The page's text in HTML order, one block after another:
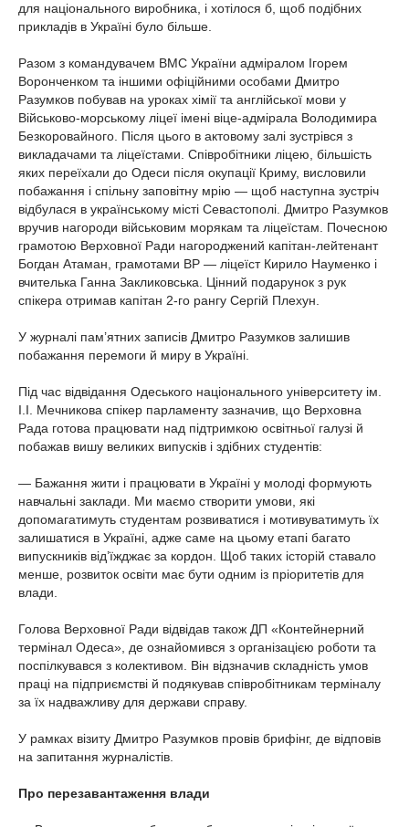
для національного виробника, і хотілося б, щоб подібних
прикладів в Україні було більше.
Разом з командувачем ВМС України адміралом Ігорем
Воронченком та іншими офіційними особами Дмитро
Разумков побував на уроках хімії та англійської мови у
Військово-морському ліцеї імені віце-адмірала Володимира
Безкоровайного. Після цього в актовому залі зустрівся з
викладачами та ліцеїстами. Співробітники ліцею, більшість
яких переїхали до Одеси після окупації Криму, висловили
побажання і спільну заповітну мрію — щоб наступна зустріч
відбулася в українському місті Севастополі. Дмитро Разумков
вручив нагороди військовим морякам та ліцеїстам. Почесною
грамотою Верховної Ради нагороджений капітан-лейтенант
Богдан Атаман, грамотами ВР — ліцеїст Кирило Науменко і
вчителька Ганна Закликовська. Цінний подарунок з рук
спікера отримав капітан 2-го рангу Сергій Плехун.
У журналі пам’ятних записів Дмитро Разумков залишив
побажання перемоги й миру в Україні.
Під час відвідання Одеського національного університету ім.
І.І. Мечникова спікер парламенту зазначив, що Верховна
Рада готова працювати над підтримкою освітньої галузі й
побажав вишу великих випусків і здібних студентів:
— Бажання жити і працювати в Україні у молоді формують
навчальні заклади. Ми маємо створити умови, які
допомагатимуть студентам розвиватися і мотивуватимуть їх
залишатися в Україні, адже саме на цьому етапі багато
випускників від’їжджає за кордон. Щоб таких історій ставало
менше, розвиток освіти має бути одним із пріоритетів для
влади.
Голова Верховної Ради відвідав також ДП «Контейнерний
термінал Одеса», де ознайомився з організацією роботи та
поспілкувався з колективом. Він відзначив складність умов
праці на підприємстві й подякував співробітникам терміналу
за їх надважливу для держави справу.
У рамках візиту Дмитро Разумков провів брифінг, де відповів
на запитання журналістів.
Про перезавантаження влади